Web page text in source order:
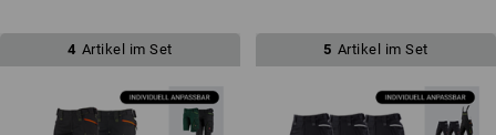
4 Artikel im Set 5 Artikel im Set